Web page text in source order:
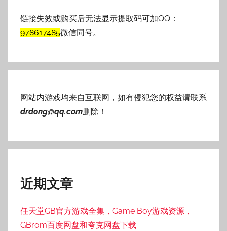
链接失效或购买后无法显示提取码可加QQ：
978617485微信同号。
网站内游戏均来自互联网，如有侵犯您的权益请联系
drdong@qq.com删除！
近期文章
任天堂GB官方游戏全集，Game Boy游戏资源，
GBrom百度网盘和夸克网盘下载